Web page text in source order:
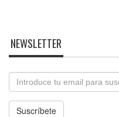
NEWSLETTER
Email
Suscríbete